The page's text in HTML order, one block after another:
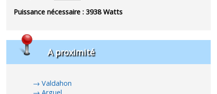
Puissance nécessaire :3938Watts
A proximité
Valdahon
Arguel